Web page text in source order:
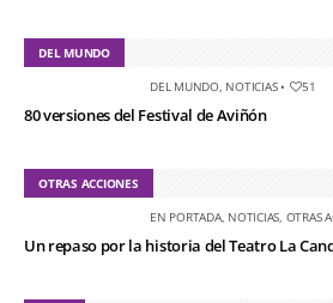
DEL MUNDO
DEL MUNDO, NOTICIAS• 51
80 versiones del Festival de Aviñón
OTRAS ACCIONES
EN PORTADA, NOTICIAS OTRAS
Un repaso por la historia del Teatro La